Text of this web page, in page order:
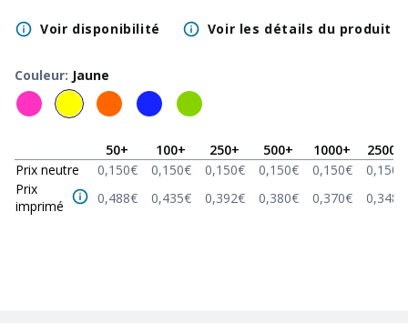
Voir disponibilité Voir les détails du produit
Couleur: Jaune
50+ 100+ 250+ 500+ 1000+ 2500
Prix neutre
0,150€ 0,150€ 0,150€ 0,150€ 0,150€ 0,150
Prix
imprimé
0,488€ 0,435€ 0,392€ 0,380€ 0,370€ 0,348